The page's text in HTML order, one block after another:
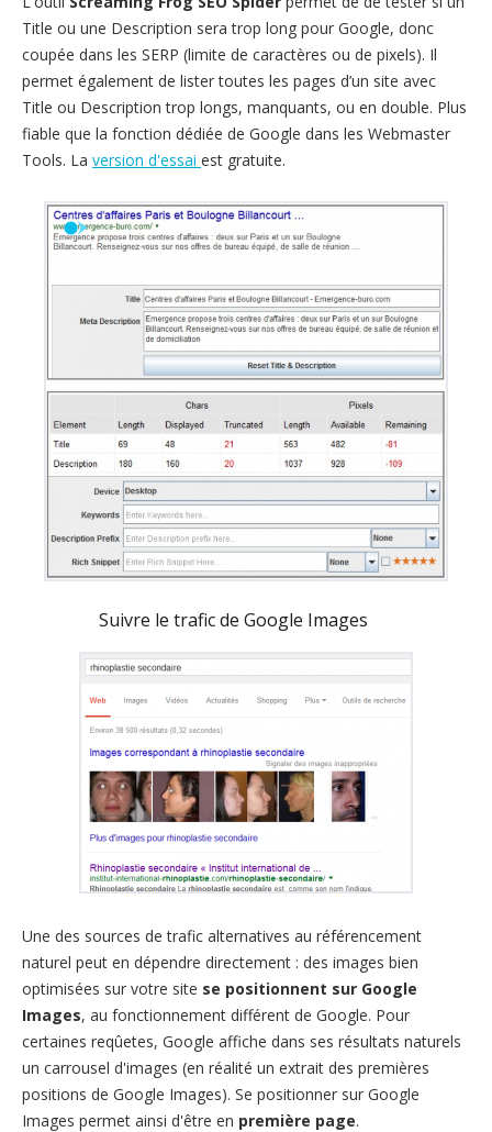
Title ou une Description sera trop long pour Google, donc
coupée dans les SERP (limite de caractères ou de pixels). Il
permet également de lister toutes les pages d’un site avec
Title ou Description trop longs, manquants, ou en double. Plus
fiable que la fonction dédiée de Google dans les Webmaster
Tools. La version d'essai est gratuite.
Suivre le trafic de Google Images
Une des sources de trafic alternatives au référencement
naturel peut en dépendre directement : des images bien
optimisées sur votre site se positionnent sur Google
Images, au fonctionnement différent de Google. Pour
certaines reqûetes, Google affiche dans ses résultats naturels
un carrousel d'images (en réalité un extrait des premières
positions de Google Images). Se positionner sur Google
Images permet ainsi d'être en première page.